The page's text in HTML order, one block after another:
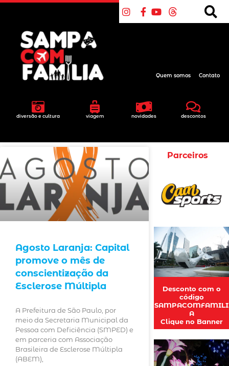
diversão e cultura viagem novidades descontos
Quem somos Contato
Agosto Laranja: Capital
promove o mês de
conscientização da
Esclerose Múltipla
A Prefeitura de São Paulo, por
meio da Secretaria Municipal da
Pessoa com Deficiência (SMPED) e
em parceria com Associação
Brasileira de Esclerose Múltipla
(ABEM),
Parceiros
Desconto com o
código
SAMPACOMFAMILI
A
Clique no Banner